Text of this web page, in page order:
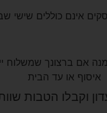
אינם כוללים שישי
אם ברצונך שמשלוח
איסוף או עד הבית
וקבלו הטבות